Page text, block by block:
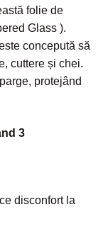
folie de
Glass ).
concepută să
cuttere și chei.
protejând
3
disconfort la